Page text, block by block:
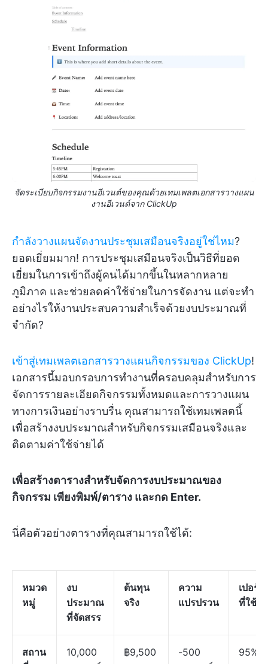
จัดระเบียบกิจกรรมงานอีเวนต์ของคุณด้วยเทมเพลตเอกสารวางแผน
งานอีเวนต์จาก ClickUp
กำลังวางแผนจัดงานประชุมเสมือนจริงอยู่ใช่ไหม?
ยอดเยี่ยมมาก! การประชุมเสมือนจริงเป็นวิธีที่ยอด
เยี่ยมในการเข้าถึงผู้คนได้มากขึ้นในหลากหลาย
ภูมิภาค และช่วยลดค่าใช้จ่ายในการจัดงาน แต่จะทำ
อย่างไรให้งานประสบความสำเร็จด้วยงบประมาณที่
จำกัด?
เข้าสู่เทมเพลตเอกสารวางแผนกิจกรรมของ ClickUp!
เอกสารนี้มอบกรอบการทำงานที่ครอบคลุมสำหรับการ
จัดการรายละเอียดกิจกรรมทั้งหมดและการวางแผน
ทางการเงินอย่างราบรื่น คุณสามารถใช้เทมเพลตนี้
เพื่อสร้างงบประมาณสำหรับกิจกรรมเสมือนจริงและ
ติดตามค่าใช้จ่ายได้
เพื่อสร้างตารางสำหรับจัดการงบประมาณของ
กิจกรรม เพียงพิมพ์/ตาราง และกด Enter.
นี่คือตัวอย่างตารางที่คุณสามารถใช้ได้:
หมวด
หมู่
งบ
ประมาณ
ที่จัดสรร
ต้นทุน
จริง
ความ
แปรปรวน
เปอร์เ
ที่ใช้จ่
สถาน
10,000
฿9,500
-500
95%